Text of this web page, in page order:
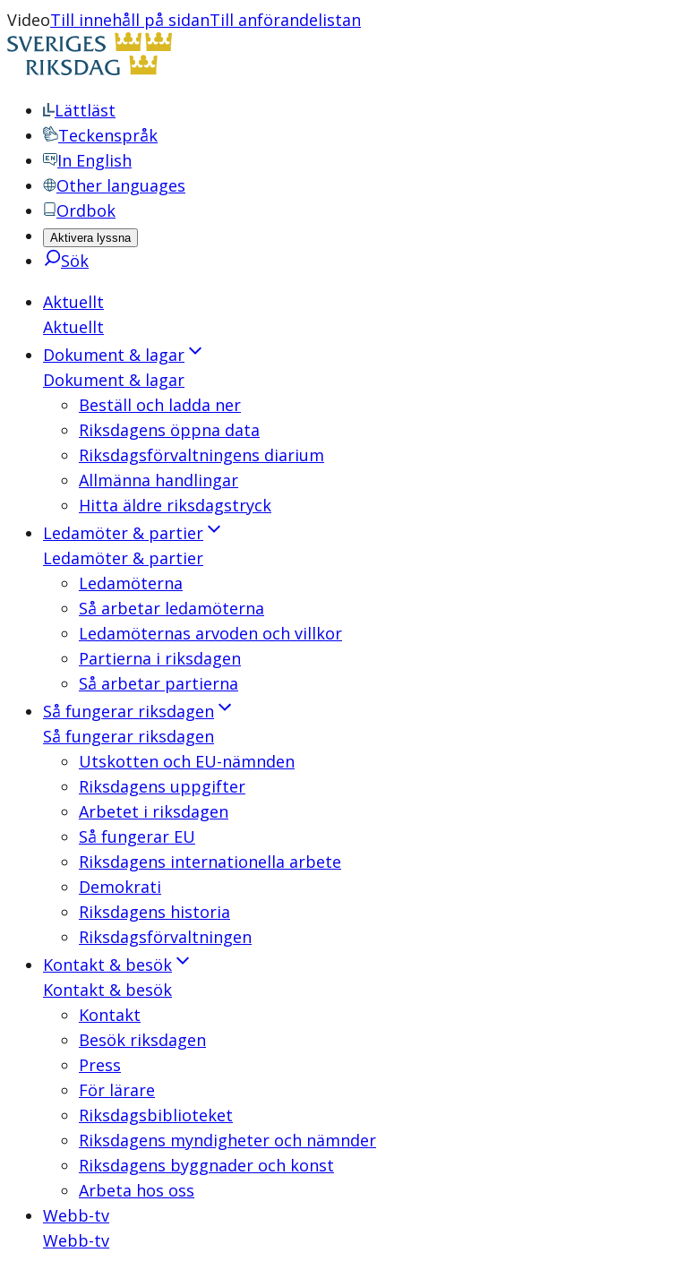
VideoTill innehåll på sidanTill anförandelistan
Lättläst
Teckenspråk
In English
Other languages
Ordbok
Aktivera lyssna
Sök
Aktuellt
Aktuellt
Dokument & lagar
Dokument & lagar
Beställ och ladda ner
Riksdagens öppna data
Riksdagsförvaltningens diarium
Allmänna handlingar
Hitta äldre riksdagstryck
Ledamöter & partier
Ledamöter & partier
Ledamöterna
Så arbetar ledamöterna
Ledamöternas arvoden och villkor
Partierna i riksdagen
Så arbetar partierna
Så fungerar riksdagen
Så fungerar riksdagen
Utskotten och EU-nämnden
Riksdagens uppgifter
Arbetet i riksdagen
Så fungerar EU
Riksdagens internationella arbete
Demokrati
Riksdagens historia
Riksdagsförvaltningen
Kontakt & besök
Kontakt & besök
Kontakt
Besök riksdagen
Press
För lärare
Riksdagsbiblioteket
Riksdagens myndigheter och nämnder
Riksdagens byggnader och konst
Arbeta hos oss
Webb-tv
Webb-tv